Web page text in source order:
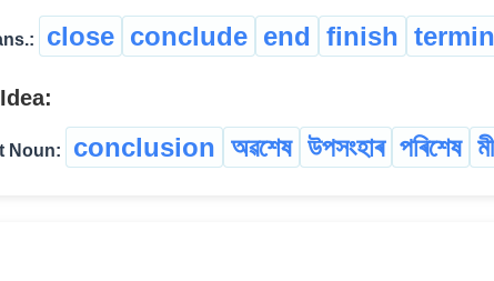
close conclude end finish
Noun: conclusion অৱশেষ উপসংহাৰ পৰিশেষ